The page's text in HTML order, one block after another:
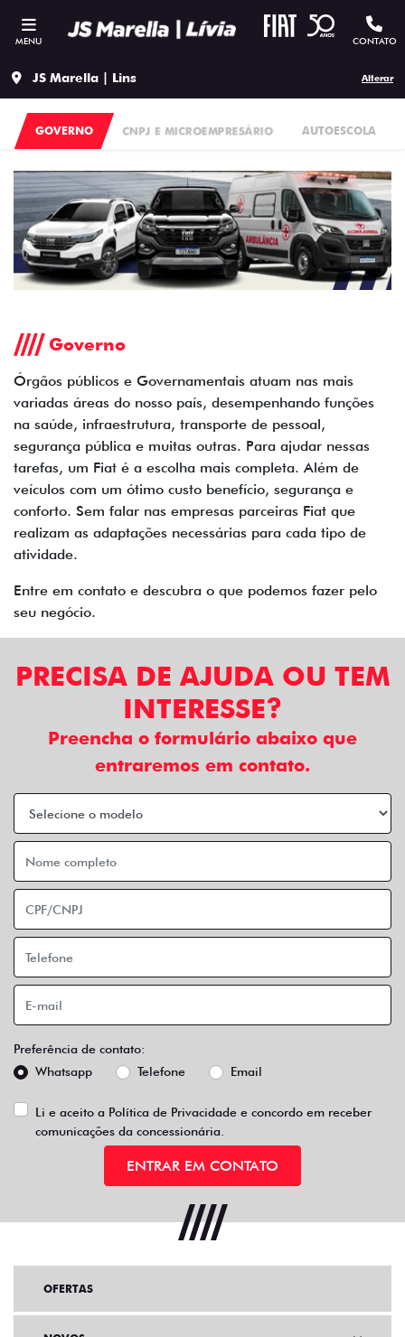
MENU CONTATO
JS Marella | Lins Alterar
CNPJ E MICROEMPRESÁRIO AUTOESCOLA
GOVERNO
Governo
Órgãos públicos e Governamentais atuam nas mais
variadas áreas do nosso país, desempenhando funções
na saúde, infraestrutura, transporte de pessoal,
segurança pública e muitas outras. Para ajudar nessas
tarefas, um Fiat é a escolha mais completa. Além de
veículos com um ótimo custo benefício, segurança e
conforto. Sem falar nas empresas parceiras Fiat que
realizam as adaptações necessárias para cada tipo de
atividade.
Entre em contato e descubra o que podemos fazer pelo
seu negócio.
PRECISA DE AJUDA OU TEM
INTERESSE?
Preencha o formulário abaixo que
entraremos em contato.
Preferência de contato:
Whatsapp
Telefone Email
Li e aceito a Política de Privacidade e concordo em receber
comunicações da concessionária.
ENTRAR EM CONTATO
OFERTAS